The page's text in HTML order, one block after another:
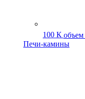
100 К
Печи-камины